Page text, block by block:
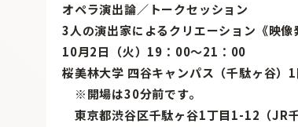
オペラ演出論／トークセッション
3人の演出家によるクリエーション《映像
10月2日（火）19：00〜21：00
桜美林大学 四谷キャンパス（千駄ヶ谷）
※開場は30分前です。
東京都渋谷区千駄ヶ谷1丁目1-12（JR